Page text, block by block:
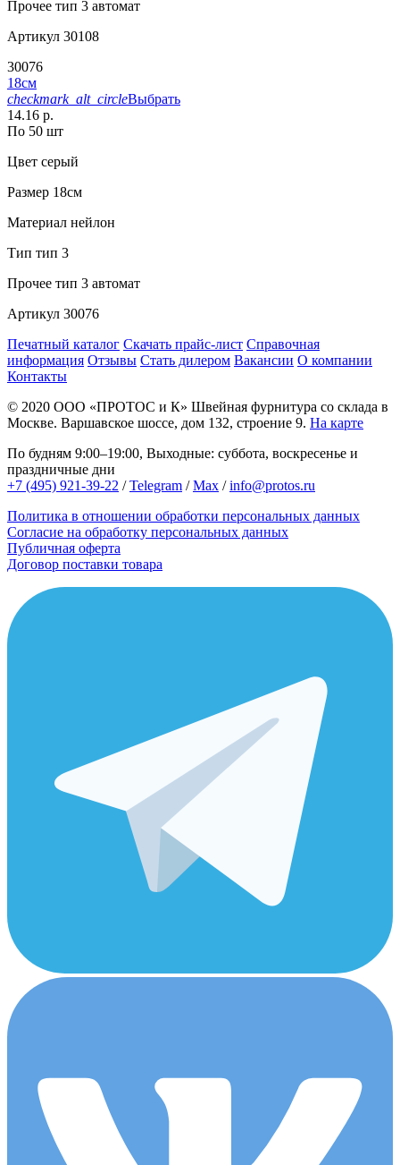
Прочее тип 3 автомат
Артикул 30108
30076
18см
checkmark_alt_circleВыбрать
14.16 р.
По 50 шт
Цвет серый
Размер 18см
Материал нейлон
Тип тип 3
Прочее тип 3 автомат
Артикул 30076
Печатный каталог Скачать прайс-лист Справочная
информация Отзывы Стать дилером Вакансии О компании
Контакты
© 2020 ООО «ПРОТОС и К» Швейная фурнитура со склада в
Москве. Варшавское шоссе, дом 132, строение 9. На карте
По будням 9:00–19:00, Выходные: суббота, воскресенье и
праздничные дни
+7 (495) 921-39-22 /Telegram /Max /info@protos.ru
Политика в отношении обработки персональных данных
Согласие на обработку персональных данных
Публичная оферта
Договор поставки товара